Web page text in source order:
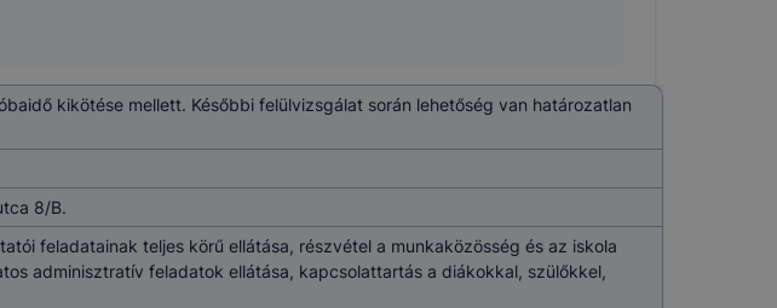
kikötése mellett. Későbbi felülvizsgálat során lehetőség van határozatlan
8/B.
feladatainak teljes körű ellátása, részvétel a munkaközösség és az iskola
adminisztratív feladatok ellátása, kapcsolattartás a diákokkal, szülőkkel,